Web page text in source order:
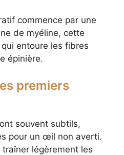
commence par une
de myéline, cette
entoure les fibres
épinière.
premiers
souvent subtils,
pour un œil non averti.
légèrement les